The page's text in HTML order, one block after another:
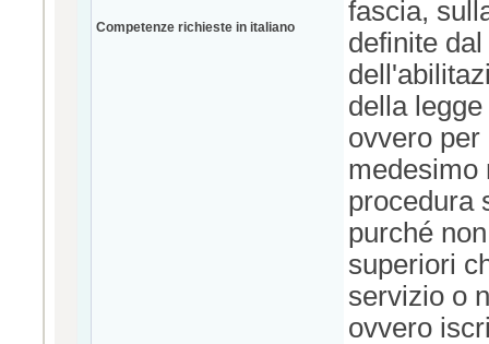
Competenze richieste in italiano
fascia,
definite
della
ovvero
medesimo
procedura
purché
superiori
servizio o
ovvero